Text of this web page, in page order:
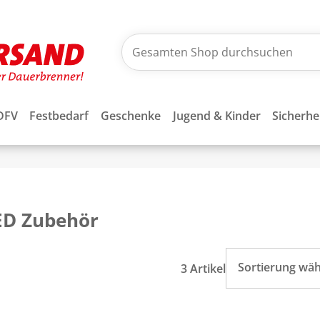
Festbedarf Geschenke Jugend & Kinder
Zubehör
3 Artikel Sortierung